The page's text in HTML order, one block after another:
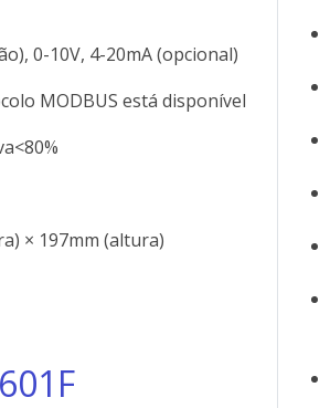
0-10V, 4-20mA (opcional)
MODBUS está disponível
× 197mm (altura)